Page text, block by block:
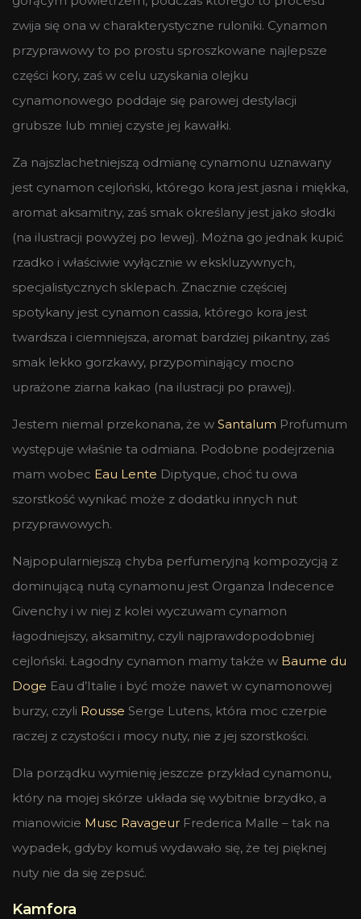
zwija się ona w charakterystyczne ruloniki. Cynamon
przyprawowy to po prostu sproszkowane najlepsze
części kory, zaś w celu uzyskania olejku
cynamonowego poddaje się parowej destylacji
grubsze lub mniej czyste jej kawałki.
Za najszlachetniejszą odmianę cynamonu uznawany
jest cynamon cejloński, którego kora jest jasna i miękka,
aromat aksamitny, zaś smak określany jest jako słodki
(na ilustracji powyżej po lewej). Można go jednak kupić
rzadko i właściwie wyłącznie w ekskluzywnych,
specjalistycznych sklepach. Znacznie częściej
spotykany jest cynamon cassia, którego kora jest
twardsza i ciemniejsza, aromat bardziej pikantny, zaś
smak lekko gorzkawy, przypominający mocno
uprażone ziarna kakao (na ilustracji po prawej).
Jestem niemal przekonana, że w Santalum Profumum
występuje właśnie ta odmiana. Podobne podejrzenia
mam wobec Eau Lente Diptyque, choć tu owa
szorstkość wynikać może z dodatku innych nut
przyprawowych.
Najpopularniejszą chyba perfumeryjną kompozycją z
dominującą nutą cynamonu jest Organza Indecence
Givenchy i w niej z kolei wyczuwam cynamon
łagodniejszy, aksamitny, czyli najprawdopodobniej
cejloński. Łagodny cynamon mamy także w Baume du
Doge Eau d’Italie i być może nawet w cynamonowej
burzy, czyli Rousse Serge Lutens, która moc czerpie
raczej z czystości i mocy nuty, nie z jej szorstkości.
Dla porządku wymienię jeszcze przykład cynamonu,
który na mojej skórze układa się wybitnie brzydko, a
mianowicie Musc Ravageur Frederica Malle – tak na
wypadek, gdyby komuś wydawało się, że tej pięknej
nuty nie da się zepsuć.
Kamfora